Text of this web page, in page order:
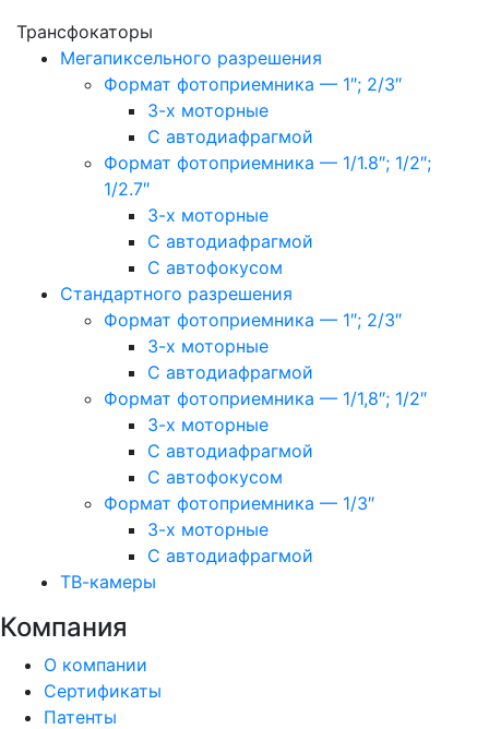
Трансфокаторы
Мегапиксельного разрешения
Формат фотоприемника — 1″; 2/3″
3-х моторные
С автодиафрагмой
Формат фотоприемника — 1/1.8″; 1/2″;
1/2.7″
3-х моторные
С автодиафрагмой
С автофокусом
Стандартного разрешения
Формат фотоприемника — 1″; 2/3″
3-х моторные
С автодиафрагмой
Формат фотоприемника — 1/1,8″; 1/2″
3-х моторные
С автодиафрагмой
С автофокусом
Формат фотоприемника — 1/3″
3-х моторные
С автодиафрагмой
ТВ-камеры
Компания
О компании
Сертификаты
Патенты